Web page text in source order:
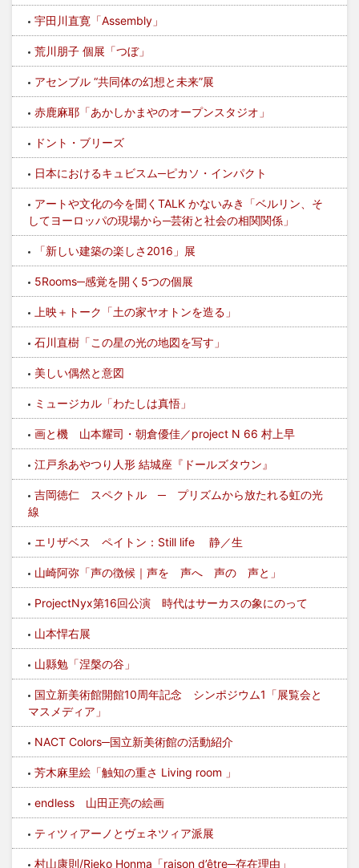
宇田川直寛「Assembly」
荒川朋子 個展「つぼ」
アセンブル “共同体の幻想と未来”展
赤鹿麻耶「あかしかまやのオープンスタジオ」
ドント・ブリーズ
日本におけるキュビスム─ピカソ・インパクト
アートや文化の今を聞くTALK かないみき「ベルリン、そ
してヨーロッパの現場から─芸術と社会の相関関係」
「新しい建築の楽しさ2016」展
5Rooms─感覚を開く5つの個展
上映＋トーク「土の家ヤオトンを造る」
石川直樹「この星の光の地図を写す」
美しい偶然と意図
ミュージカル「わたしは真悟」
画と機 山本耀司・朝倉優佳／project N 66 村上早
江戸糸あやつり人形 結城座『ドールズタウン』
吉岡徳仁 スペクトル ─ プリズムから放たれる虹の光
線
エリザベス ペイトン：Still life 静／生
山崎阿弥「声の徴候｜声を 声へ 声の 声と」
ProjectNyx第16回公演 時代はサーカスの象にのって
山本悍右展
山縣勉「涅槃の谷」
国立新美術館開館10周年記念 シンポジウム1「展覧会と
マスメディア」
NACT Colors─国立新美術館の活動紹介
芳木麻里絵「触知の重さ Living room 」
endless 山田正亮の絵画
ティツィアーノとヴェネツィア派展
村山康則/Rieko Honma「raison d’être─存在理由」